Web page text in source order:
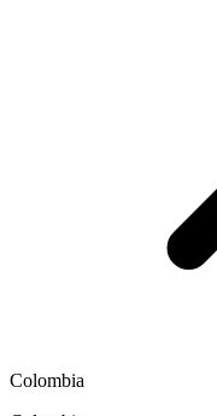
Colombia